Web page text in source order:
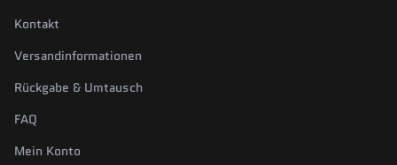
Kontakt
Versandinformationen
Rückgabe & Umtausch
FAQ
Mein Konto